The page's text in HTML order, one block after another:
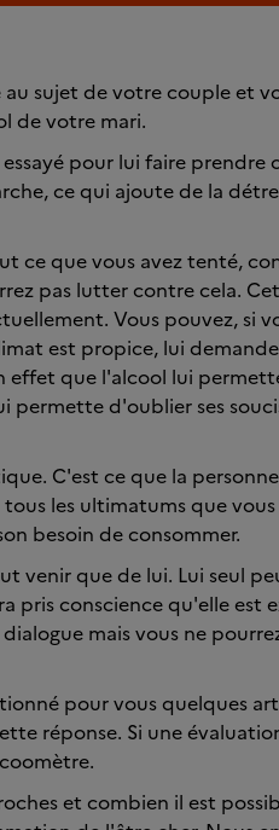
sujet de votre couple et
de votre mari.
pour lui faire prendre
ce qui ajoute de la
ce que vous avez tenté,
pas lutter contre cela.
Vous pouvez, si
est propice, lui
effet que l'alcool lui
permette d'oublier ses
C'est ce que la
les ultimatums que
besoin de consommer.
venir que de lui. Lui seul
pris conscience qu'elle est
mais vous ne
pour vous quelques
réponse. Si une
et combien il est